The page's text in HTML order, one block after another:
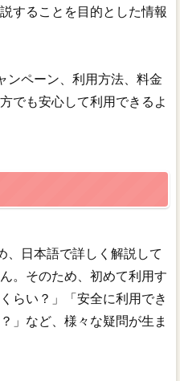
することを目的とした情報
ンペーン、利用方法、料金
でも安心して利用できるよ
、日本語で詳しく解説して
。そのため、初めて利用す
らい？」「安全に利用でき
」など、様々な疑問が生ま